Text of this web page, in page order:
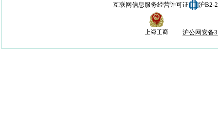
互联网信息服务经营许可证 沪B2-
沪公网安备